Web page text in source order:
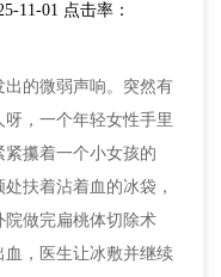
11-01 点击率：
的微弱声响。突然有
，一个年轻女性手里
攥着一个小女孩的
扶着沾着血的冰袋，
做完扁桃体切除术
，医生让冰敷并继续